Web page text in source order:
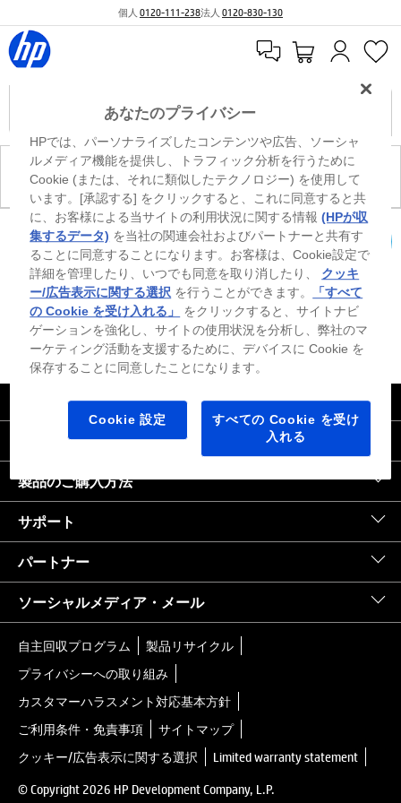
個人 0120-111-238法人 0120-830-130
現在、このカテゴリには商品がありません。
カートを確認
※ Windowsのすべてのエディションまたはバージョンで、すべての機能を使用でき
るわけではありません。Windowsの機能を最大限に活用するには、システムのハ
ードウェア、ドライバー、ソフトウェアのアップグレードおよび/または別途購
入、あるいはBIOSのアップデートが必要になる場合があります。Windowsは自動
的にアップデートされ、有効になります。高速インターネットとMicrosoftアカウ
ントが必要になります。ISPの料金が適用され、今後アップデートの際に要件が追
加される場合があります。http://www.windows.com 外部リンクアイコンをご覧く
ださい。
｜United States HP.com
会社情報
製品のご購入方法
サポート
パートナー
ソーシャルメディア・メール
自主回収プログラム
製品リサイクル
プライバシーへの取り組み
カスタマーハラスメント対応基本方針
ご利用条件・免責事項
サイトマップ
クッキー/広告表示に関する選択
Limited warranty statement
© Copyright 2026 HP Development Company, L.P.
あなたのプライバシー
HPでは、パーソナライズしたコンテンツや広告、ソーシャ
ルメディア機能を提供し、トラフィック分析を行うために
Cookie (または、それに類似したテクノロジー) を使用して
います。[承認する] をクリックすると、これに同意すると共
に、お客様による当サイトの利用状況に関する情報(HPが収
集するデータ) を当社の関連会社およびパートナーと共有す
ることに同意することになります。お客様は、Cookie設定で
詳細を管理したり、いつでも同意を取り消したり、 クッキ
ー/広告表示に関する選択 を行うことができます。
「すべて
の Cookie を受け入れる」
をクリックすると、サイトナビ
ゲーションを強化し、サイトの使用状況を分析し、弊社のマ
ーケティング活動を支援するために、デバイスに Cookie を
保存することに同意したことになります。
Cookie 設定
すべての Cookie を受け
入れる